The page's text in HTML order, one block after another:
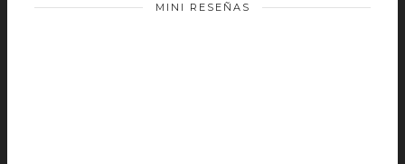
MINI RESEÑAS